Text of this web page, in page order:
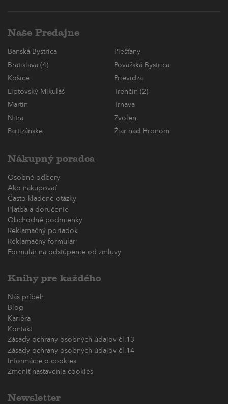
Naše Predajne
Banská Bystrica
Piešťany
Bratislava (4)
Považská Bystrica
Košice
Prievidza
Liptovský Mikuláš
Trenčín (2)
Martin
Trnava
Nitra
Zvolen
Partizánske
Žiar nad Hronom
Nákupný poradca
Osobné odbery
Ako nakupovať
Často kladené otázky
Platba a doručenie
Obchodné podmienky
Reklamačný poriadok
Reklamačný formulár
Formulár na odstúpenie od zmluvy
Knihy pre každého
Náš príbeh
Blog
Kariéra
Kontakt
Zásady ochrany osobných údajov čl.13
Zásady ochrany osobných údajov čl.14
Informácie o cookies
Zmeniť nastavenia cookies
Newsletter